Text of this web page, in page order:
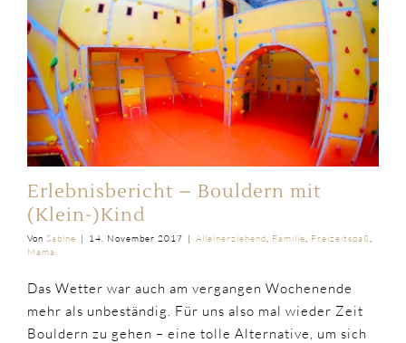
Erlebnisbericht – Bouldern mit
(Klein-)Kind
Von Sabine | 14. November 2017 | Alleinerziehend, Familie, Freizeitspaß,
Mama
Das Wetter war auch am vergangen Wochenende
mehr als unbeständig. Für uns also mal wieder Zeit
Bouldern zu gehen – eine tolle Alternative, um sich